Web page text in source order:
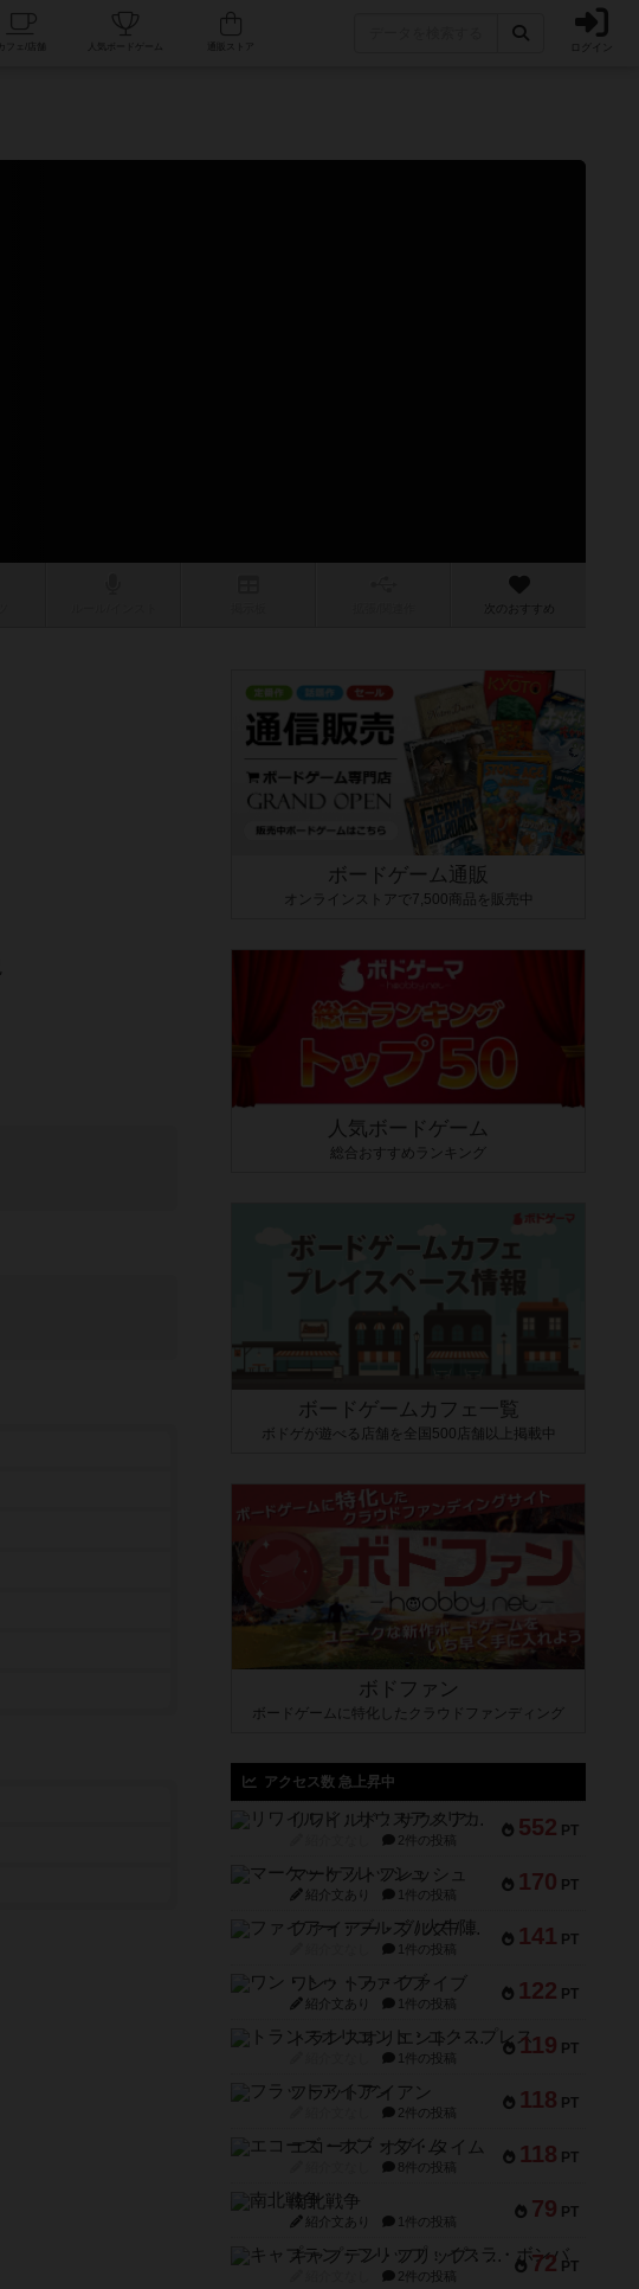
人気ボードゲーム ログイン
次のおすすめ
ボードゲーム通販
オンラインストアで7,500商品を販売中
人気ボードゲーム
総合おすすめランキング
ボードゲームカフェ一覧
ボドゲが遊べる店舗を全国500店舗以上掲載中
ボドファン
ボードゲームに特化したクラウドファンディング
アクセス数 急上昇中
552 PT
リワイルド：サウスアメリカ
2件の投稿
170 PT
マーケットフレッシュ
紹介文あり 1件の投稿
141 PT
ファイアー・ブルズ / 火牛陣
1件の投稿
122 PT
ワン・トゥ・ファイブ
紹介文あり 1件の投稿
119 PT
トランスオリエント・エクスプレス
1件の投稿
118 PT
フラットアイアン
2件の投稿
118 PT
エコーズ・オブ・タイム
8件の投稿
79 PT
南北戦争
紹介文あり 1件の投稿
72 PT
キャプテン・フリップ：イスラ・ボンバ
2件の投稿